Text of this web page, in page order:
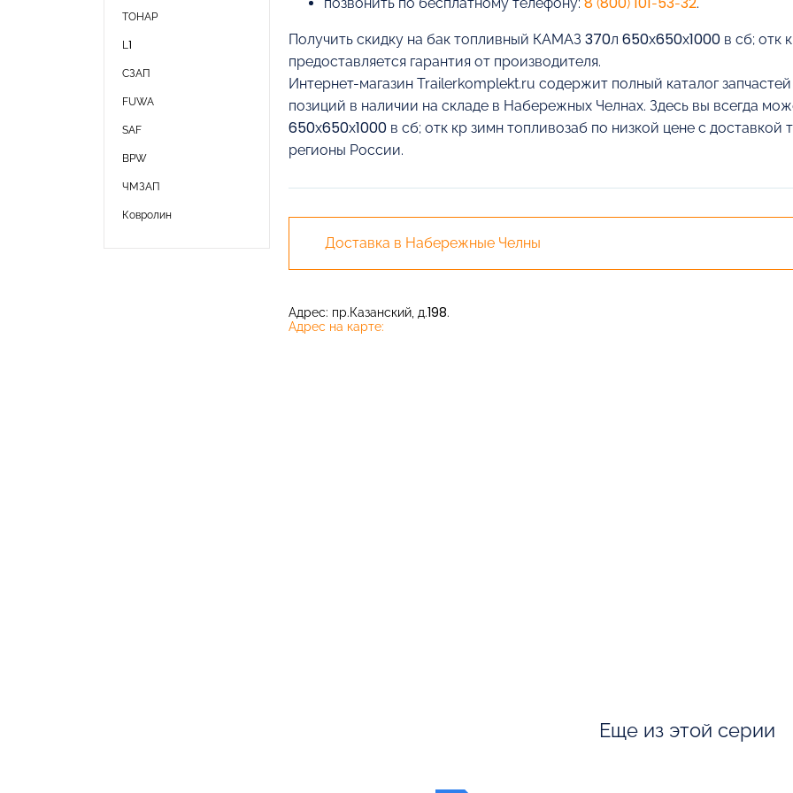
ТОНАР
L1
СЗАП
FUWA
SAF
BPW
ЧМЗАП
Ковролин
Получить скидку на бак топливный КАМАЗ 370л 650х650х1000 в сб; отк
предоставляется гарантия от производителя.
Интернет-магазин Trailerkomplekt.ru содержит полный каталог
позиций в наличии на складе в Набережных Челнах. Здесь вы всегда
650х650х1000 в сб; отк кр зимн топливозаб по низкой цене с
регионы России.
Доставка в Набережные Челны
Адрес: пр.Казанский, д.198.
Адрес на карте:
Еще из этой серии